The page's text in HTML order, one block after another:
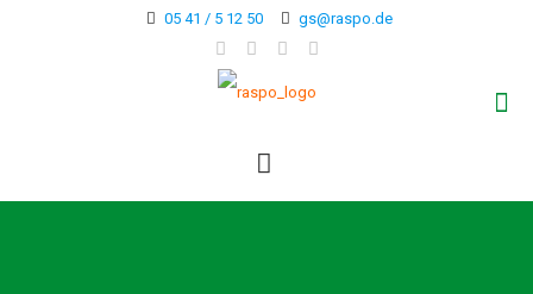
05 41 / 5 12 50 gs@raspo.de